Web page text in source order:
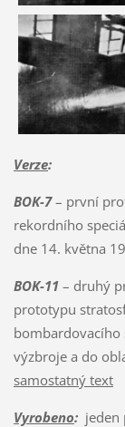
Verze:
BOK-7– první
rekordního
dne 14. května
BOK-11– druhý
prototypu
bombardovacího
výzbroje a do
samostatný text
Vyrobeno:jeden